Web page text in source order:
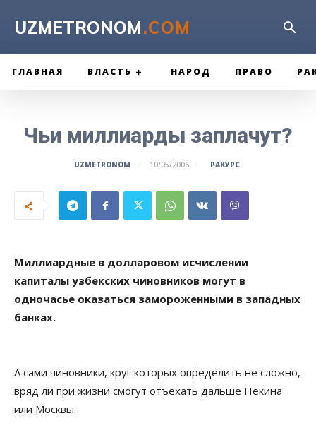
UZMETRONOM.COM
ГЛАВНАЯ ВЛАСТЬ НАРОД ПРАВО
Чьи миллиарды заплачут?
UZMETRONOM 10/05/2006 РАКУРС
Миллиардные в долларовом исчислении
капиталы узбекских чиновников могут в
одночасье оказаться замороженными в западных
банках.
А сами чиновники, круг которых определить не сложно,
вряд ли при жизни смогут отъехать дальше Пекина
или Москвы.